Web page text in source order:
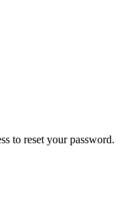
to reset your password.